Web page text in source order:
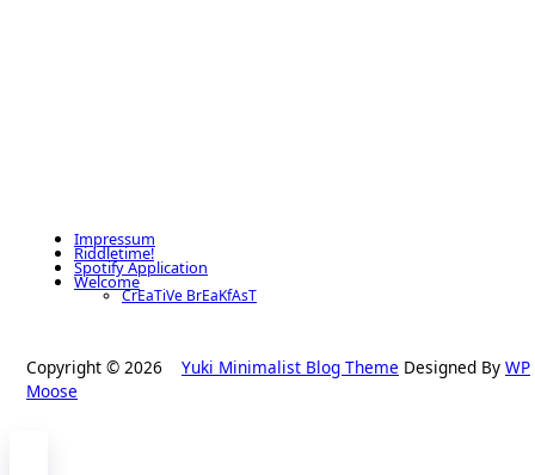
Impressum
Riddletime!
Spotify Application
Welcome
CrEaTiVe BrEaKfAsT
Copyright © 2026 Yuki Minimalist Blog Theme Designed By WP
Moose